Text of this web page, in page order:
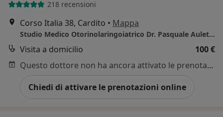
218 recensioni
Corso Italia 38, Cardito • Mappa
Studio Medico Otorinolaringoiatrico Dr. Pasquale Auletta
Visita a domicilio
100 €
Questo dottore non ha ancora attivato le prenotazioni online presso questo indirizzo.
Chiedi di attivare le prenotazioni online